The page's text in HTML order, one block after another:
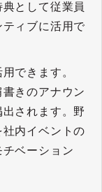
として従業員
ィブに活用で
できます。
きのアナウン
されます。野
内イベントの
ベーション